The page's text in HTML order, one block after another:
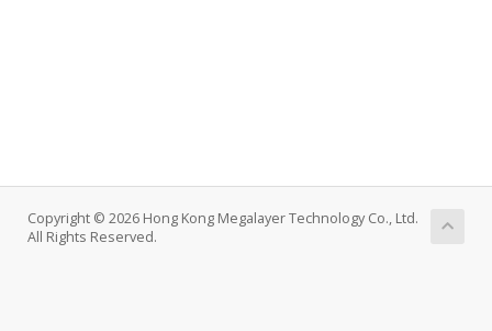
Copyright © 2026 Hong Kong Megalayer Technology Co., Ltd.
All Rights Reserved.